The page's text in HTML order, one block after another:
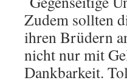
Zudem sollten
ihren Brüdern
nicht nur mit
Dankbarkeit.